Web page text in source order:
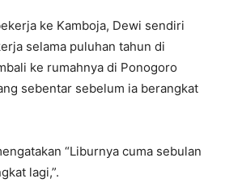
ke Kamboja, Dewi sendiri
selama puluhan tahun di
ke rumahnya di Ponogoro
sebentar sebelum ia berangkat
“Liburnya cuma sebulan
lagi,”.